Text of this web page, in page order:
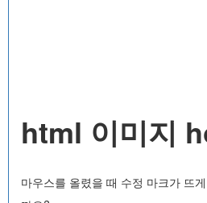
html 이미지
마우스를 올렸을 때 수정 마크가 뜨